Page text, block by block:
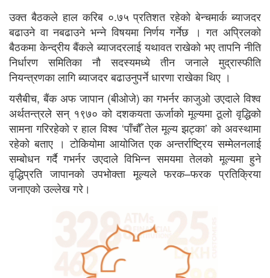
उक्त बैठकले हाल करिब ०.७५ प्रतिशत रहेको बेन्चमार्क ब्याजदर
बढाउने वा नबढाउने भन्ने विषयमा निर्णय गर्नेछ । गत अप्रिलको
बैठकमा केन्द्रीय बैंकले ब्याजदरलाई यथावत राखेको भए तापनि नीति
निर्धारण समितिका नौ सदस्यमध्ये तीन जनाले मुद्रास्फीति
नियन्त्रणका लागि ब्याजदर बढाउनुपर्ने धारणा राखेका थिए ।
यसैबीच, बैंक अफ जापान (बीओजे) का गभर्नर काजुओ उएदाले विश्व
अर्थतन्त्रले सन् १९७० को दशकयता ऊर्जाको मूल्यमा ठूलो वृद्धिको
सामना गरिरहेको र हाल विश्व ‘पाँचौँ तेल मूल्य झट्का’ को अवस्थामा
रहेको बताए । टोकियोमा आयोजित एक अन्तर्राष्ट्रिय सम्मेलनलाई
सम्बोधन गर्दै गभर्नर उएदाले विभिन्न समयमा तेलको मूल्यमा हुने
वृद्धिप्रति जापानको उपभोक्ता मूल्यले फरक–फरक प्रतिक्रिया
जनाएको उल्लेख गरे।